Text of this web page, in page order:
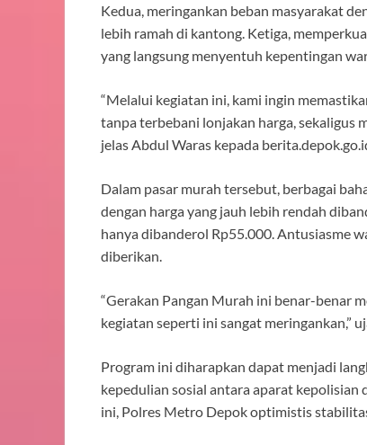
Kedua, meringankan beban masyarakat
lebih ramah di kantong. Ketiga,
yang langsung menyentuh kepentingan
“Melalui kegiatan ini, kami ingin
tanpa terbebani lonjakan harga, sekaligus
jelas Abdul Waras kepada
Dalam pasar murah tersebut, berbagai
dengan harga yang jauh lebih rendah
hanya dibanderol Rp55.000. Antusiasme
diberikan.
“Gerakan Pangan Murah ini benar-benar
kegiatan seperti ini sangat meringankan,”
Program ini diharapkan dapat menjadi
kepedulian sosial antara aparat kepolisian
ini, Polres Metro Depok optimistis